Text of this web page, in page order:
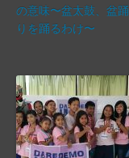
の意味〜盆太鼓、盆踊
りを踊るわけ〜